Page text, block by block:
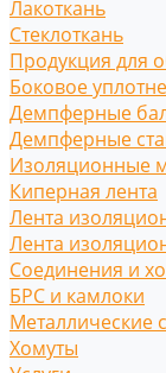
Лакоткань
Стеклоткань
Продукция для
Боковое
Демпферные
Демпферные
Изоляционные
Киперная лента
Лента
Лента
Соединения и
БРС и камлоки
Металлические
Хомуты